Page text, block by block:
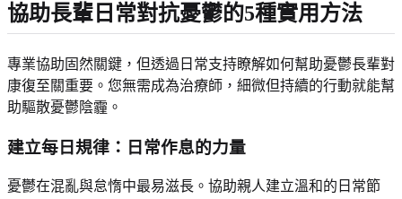
協助長輩日常對抗憂鬱的5種實用方法
專業協助固然關鍵，但透過日常支持瞭解如何幫助憂鬱長輩對
康復至關重要。您無需成為治療師，細微但持續的行動就能幫
助驅散憂鬱陰霾。
建立每日規律：日常作息的力量
憂鬱在混亂與怠惰中最易滋長。協助親人建立溫和的日常節